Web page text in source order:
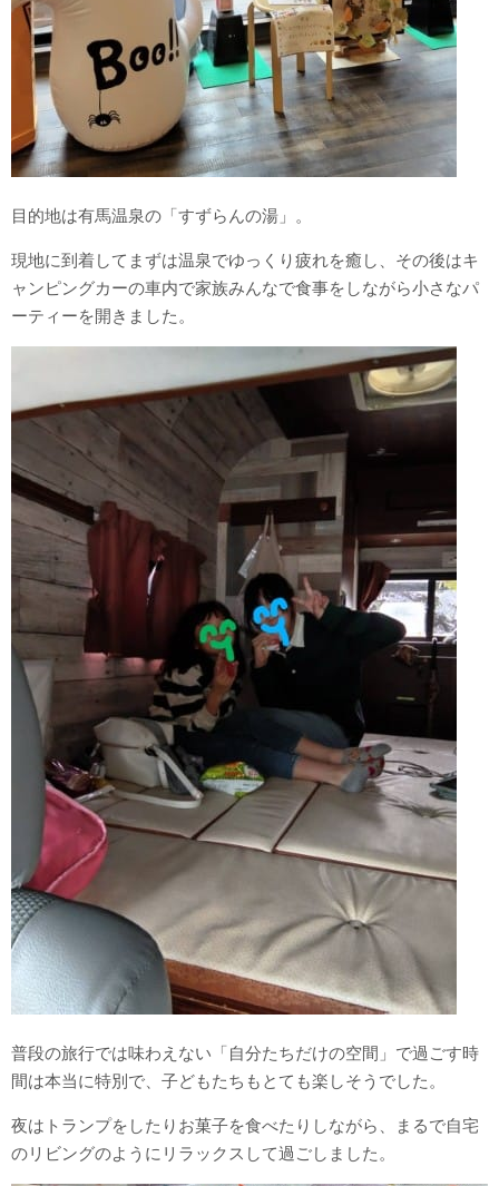
目的地は有馬温泉の「すずらんの湯」。
現地に到着してまずは温泉でゆっくり疲れを癒し、その後はキ
ャンピングカーの車内で家族みんなで食事をしながら小さなパ
ーティーを開きました。
普段の旅行では味わえない「自分たちだけの空間」で過ごす時
間は本当に特別で、子どもたちもとても楽しそうでした。
夜はトランプをしたりお菓子を食べたりしながら、まるで自宅
のリビングのようにリラックスして過ごしました。